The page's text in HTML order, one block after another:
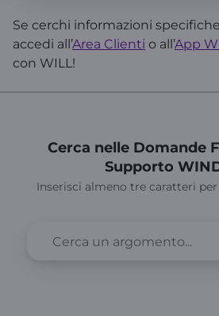
Se cerchi informazioni
accedi all’Area Clienti o all’App
con WILL!
Cerca nelle Domande
Supporto
Inserisci almeno tre caratteri